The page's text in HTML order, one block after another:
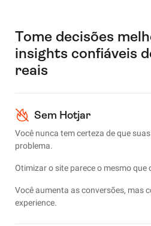
Tome decisões
insights confiáveis
reais
Sem Hotjar
Você nunca tem certeza de que
problema.
Otimizar o site parece o mesmo
Você aumenta as conversões, mas
experience.